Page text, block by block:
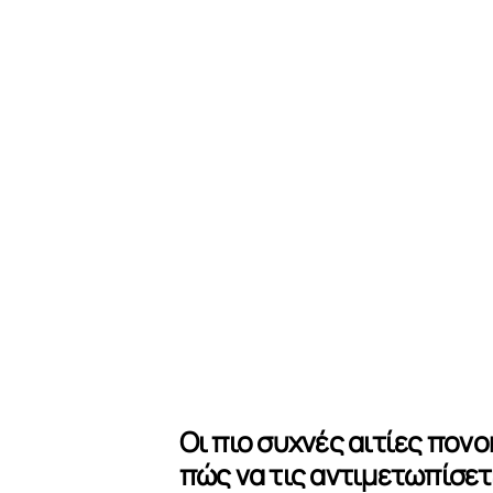
Οι πιο συχνές αιτίες
πώς να τις